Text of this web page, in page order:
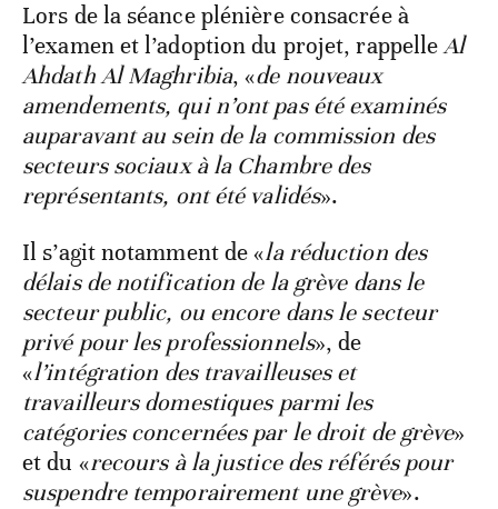
Lors de la séance plénière consacrée à
l’examen et l’adoption du projet, rappelleAl
Ahdath Al Maghribia, «de nouveaux
amendements, qui n’ont pas été examinés
auparavant au sein de la commission des
secteurs sociaux à la Chambre des
représentants, ont été validés».
Il s’agit notamment de «la réduction des
délais de notification de la grève dans le
secteur public, ou encore dans le secteur
privé pour les professionnels», de
«l’intégration des travailleuses et
travailleurs domestiques parmi les
catégories concernées par le droit de grève»
et du «recours à la justice des référés pour
suspendre temporairement une grève».